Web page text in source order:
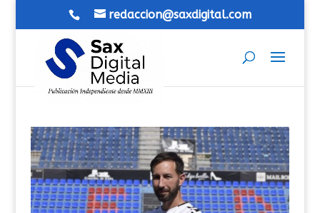
redaccion@saxdigital.com